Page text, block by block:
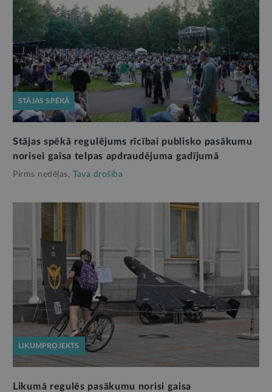
STĀJAS SPĒKĀ
Stājas spēkā regulējums rīcībai publisko pasākumu
norisei gaisa telpas apdraudējuma gadījumā
Pirms nedēļas, Tava drošība
LIKUMPROJEKTS
Likumā regulēs pasākumu norisi gaisa